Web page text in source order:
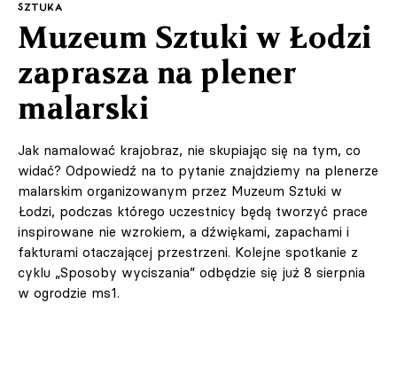
SZTUKA
Muzeum Sztuki w Łodzi
zaprasza na plener
malarski
Jak namalować krajobraz, nie skupiając się na tym, co
widać? Odpowiedź na to pytanie znajdziemy na plenerze
malarskim organizowanym przez Muzeum Sztuki w
Łodzi, podczas którego uczestnicy będą tworzyć prace
inspirowane nie wzrokiem, a dźwiękami, zapachami i
fakturami otaczającej przestrzeni. Kolejne spotkanie z
cyklu „Sposoby wyciszania” odbędzie się już 8 sierpnia
w ogrodzie ms1.